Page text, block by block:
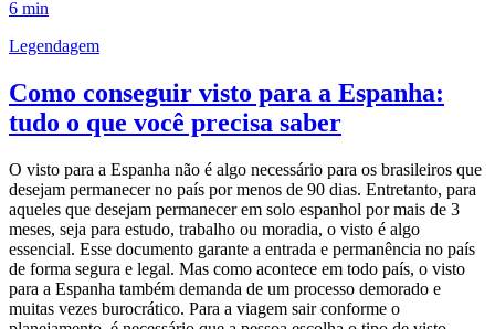
6 min
Legendagem
Como conseguir visto para a Espanha:
tudo o que você precisa saber
O visto para a Espanha não é algo necessário para os brasileiros que
desejam permanecer no país por menos de 90 dias. Entretanto, para
aqueles que desejam permanecer em solo espanhol por mais de 3
meses, seja para estudo, trabalho ou moradia, o visto é algo
essencial. Esse documento garante a entrada e permanência no país
de forma segura e legal. Mas como acontece em todo país, o visto
para a Espanha também demanda de um processo demorado e
muitas vezes burocrático. Para a viagem sair conforme o